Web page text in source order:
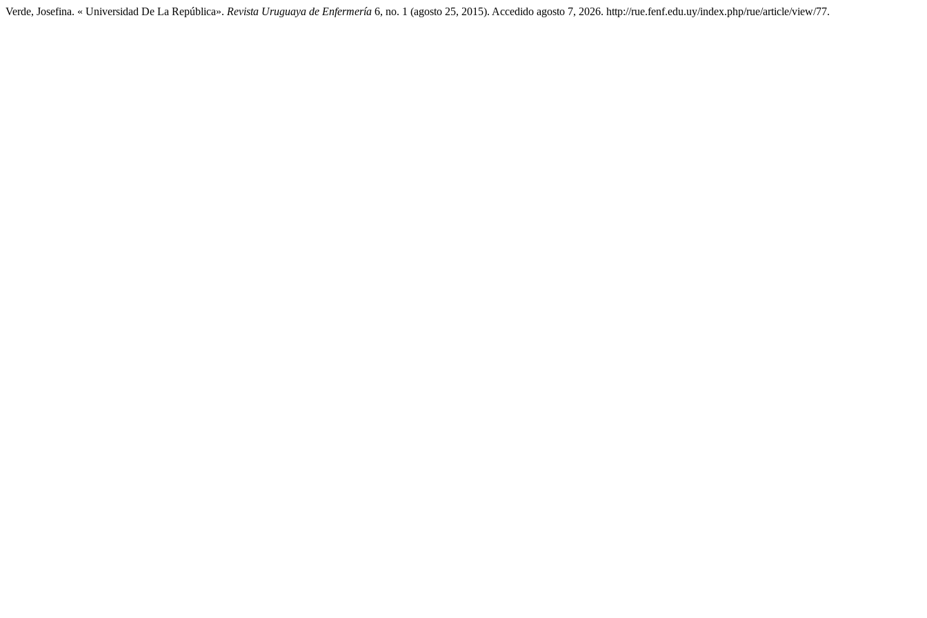
Verde, Josefina. « Universidad De La República». Revista Uruguaya de Enfermería 6, no. 1 (agosto 25, 2015). Accedido agosto 7, 2026. http://rue.fenf.edu.uy/index.php/rue/article/view/77.